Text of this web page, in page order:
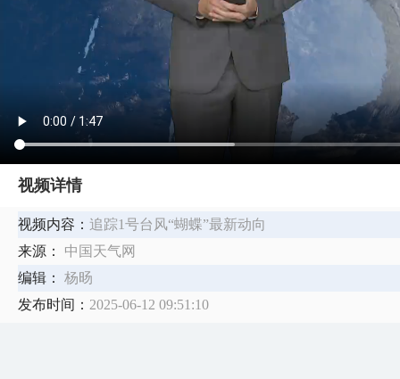
视频详情
视频内容： 追踪1号台风“蝴蝶”最新动向
来源：
中国天气网
编辑：
杨旸
发布时间： 2025-06-12 09:51:10